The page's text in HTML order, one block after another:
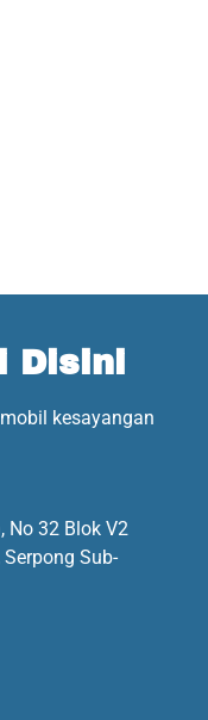
Disini
kesayangan
No 32 Blok V2
Sub-